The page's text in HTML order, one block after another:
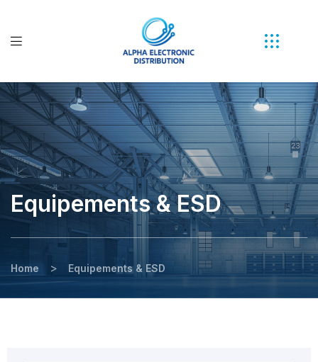
Equipements & ESD
Home > Equipements & ESD